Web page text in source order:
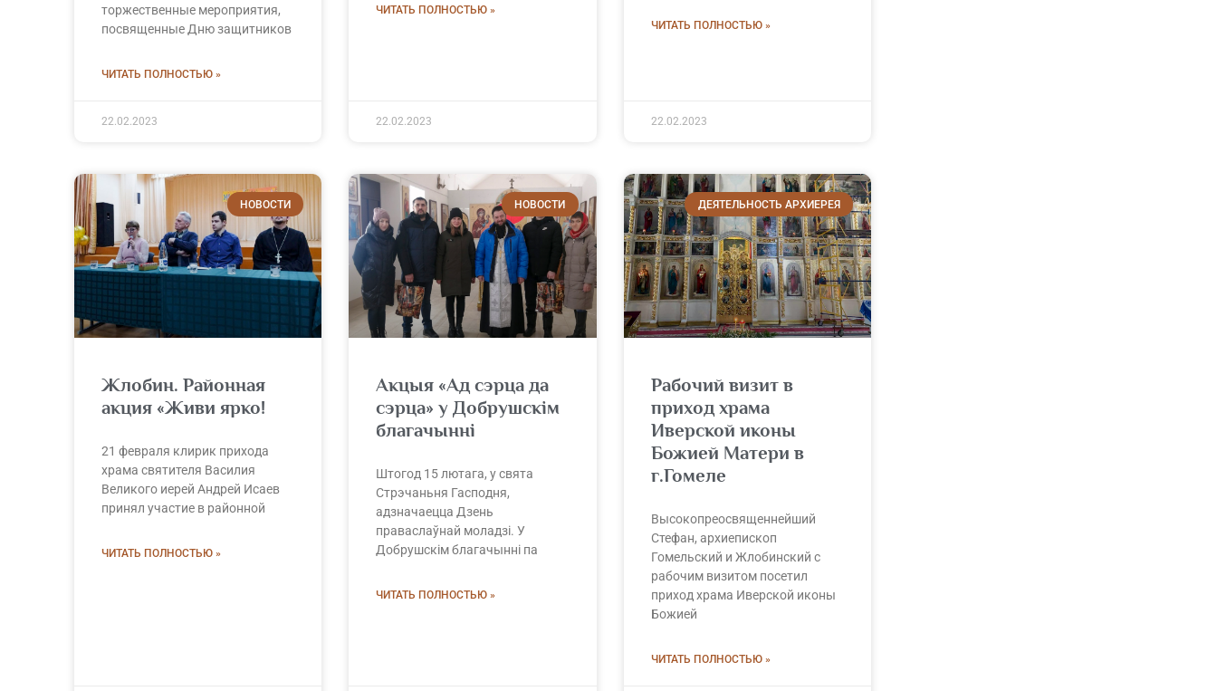
торжественные мероприятия,
посвященные Дню защитников
ЧИТАТЬ ПОЛНОСТЬЮ »
22.02.2023
ЧИТАТЬ ПОЛНОСТЬЮ »
22.02.2023
ЧИТАТЬ ПОЛНОСТЬЮ »
22.02.2023
НОВОСТИ
Жлобин. Районная
акция «Живи ярко!
21 февраля клирик прихода
храма святителя Василия
Великого иерей Андрей Исаев
принял участие в районной
ЧИТАТЬ ПОЛНОСТЬЮ »
НОВОСТИ
Акцыя «Ад сэрца да
сэрца» у Добрушскім
благачынні
Штогод 15 лютага, у свята
Стрэчаньня Гасподня,
адзначаецца Дзень
праваслаўнай моладзі. У
Добрушскім благачынні па
ЧИТАТЬ ПОЛНОСТЬЮ »
ДЕЯТЕЛЬНОСТЬ АРХИЕРЕЯ
Рабочий визит в
приход храма
Иверской иконы
Божией Матери в
г.Гомеле
Высокопреосвященнейший
Стефан, архиепископ
Гомельский и Жлобинский с
рабочим визитом посетил
приход храма Иверской иконы
Божией
ЧИТАТЬ ПОЛНОСТЬЮ »